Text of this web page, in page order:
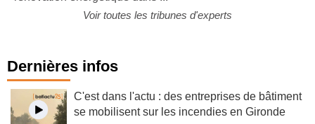
Dernières infos
C'est dans l'actu : des entreprises de bâtiment